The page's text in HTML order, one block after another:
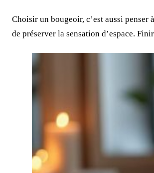
Choisir un bougeoir, c’est aussi penser
de préserver la sensation d’espace.